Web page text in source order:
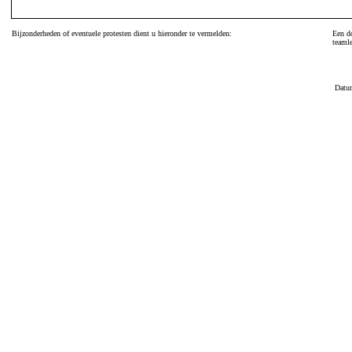
Bijzonderheden of eventuele protesten dient u hieronder te vermelden:
Een